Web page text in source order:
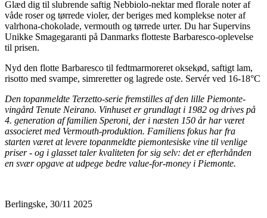
Glæd dig til slubrende saftig Nebbiolo-nektar med florale noter af
våde roser og tørrede violer, der beriges med komplekse noter af
valrhona-chokolade, vermouth og tørrede urter. Du har Supervins
Unikke Smagegaranti på Danmarks flotteste Barbaresco-oplevelse
til prisen.
Nyd den flotte Barbaresco til fedtmarmoreret oksekød, saftigt lam,
risotto med svampe, simreretter og lagrede oste. Servér ved 16-18°C
Den topanmeldte Terzetto-serie fremstilles af den lille Piemonte-
vingård Tenute Neirano. Vinhuset er grundlagt i 1982 og drives på
4. generation af familien Speroni, der i næsten 150 år har været
associeret med Vermouth-produktion. Familiens fokus har fra
starten været at levere topanmeldte piemontesiske vine til venlige
priser - og i glasset taler kvaliteten for sig selv: det er efterhånden
en svær opgave at udpege bedre value-for-money i Piemonte.
Berlingske, 30/11 2025